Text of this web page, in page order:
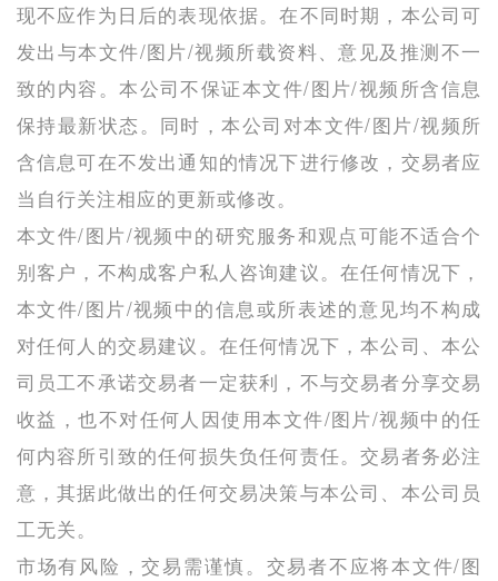
现不应作为日后的表现依据。在不同时期，本公司可
发出与本文件/图片/视频所载资料、意见及推测不一
致的内容。本公司不保证本文件/图片/视频所含信息
保持最新状态。同时，本公司对本文件/图片/视频所
含信息可在不发出通知的情况下进行修改，交易者应
当自行关注相应的更新或修改。
本文件/图片/视频中的研究服务和观点可能不适合个
别客户，不构成客户私人咨询建议。在任何情况下，
本文件/图片/视频中的信息或所表述的意见均不构成
对任何人的交易建议。在任何情况下，本公司、本公
司员工不承诺交易者一定获利，不与交易者分享交易
收益，也不对任何人因使用本文件/图片/视频中的任
何内容所引致的任何损失负任何责任。交易者务必注
意，其据此做出的任何交易决策与本公司、本公司员
工无关。
市场有风险，交易需谨慎。交易者不应将本文件/图